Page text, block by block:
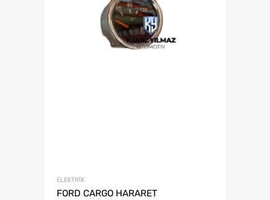
ELEKTRIK
FORD CARGO HARARET